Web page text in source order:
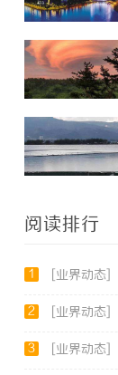
阅读排行
1 [业界动态]
2 [业界动态]
3 [业界动态]